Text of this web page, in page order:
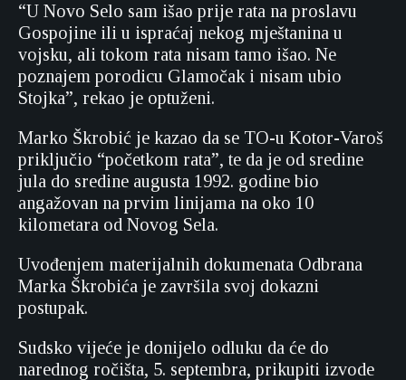
“U Novo Selo sam išao prije rata na proslavu
Gospojine ili u ispraćaj nekog mještanina u
vojsku, ali tokom rata nisam tamo išao. Ne
poznajem porodicu Glamočak i nisam ubio
Stojka”, rekao je optuženi.
Marko Škrobić je kazao da se TO-u Kotor-Varoš
priključio “početkom rata”, te da je od sredine
jula do sredine augusta 1992. godine bio
angažovan na prvim linijama na oko 10
kilometara od Novog Sela.
Uvođenjem materijalnih dokumenata Odbrana
Marka Škrobića je završila svoj dokazni
postupak.
Sudsko vijeće je donijelo odluku da će do
narednog ročišta, 5. septembra, prikupiti izvode